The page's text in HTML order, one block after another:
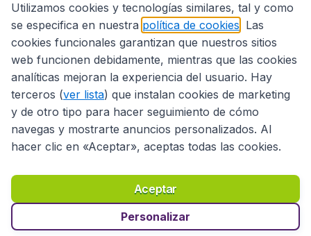
Sitios internacionales
Privacidad
Copyright © 2026
Utilizamos cookies y tecnologías similares, tal y como
se especifica en nuestra política de cookies . Las
cookies funcionales garantizan que nuestros sitios
web funcionen debidamente, mientras que las cookies
analíticas mejoran la experiencia del usuario. Hay
terceros (ver lista) que instalan cookies de marketing
y de otro tipo para hacer seguimiento de cómo
navegas y mostrarte anuncios personalizados. Al
hacer clic en «Aceptar», aceptas todas las cookies.
Aceptar
Personalizar